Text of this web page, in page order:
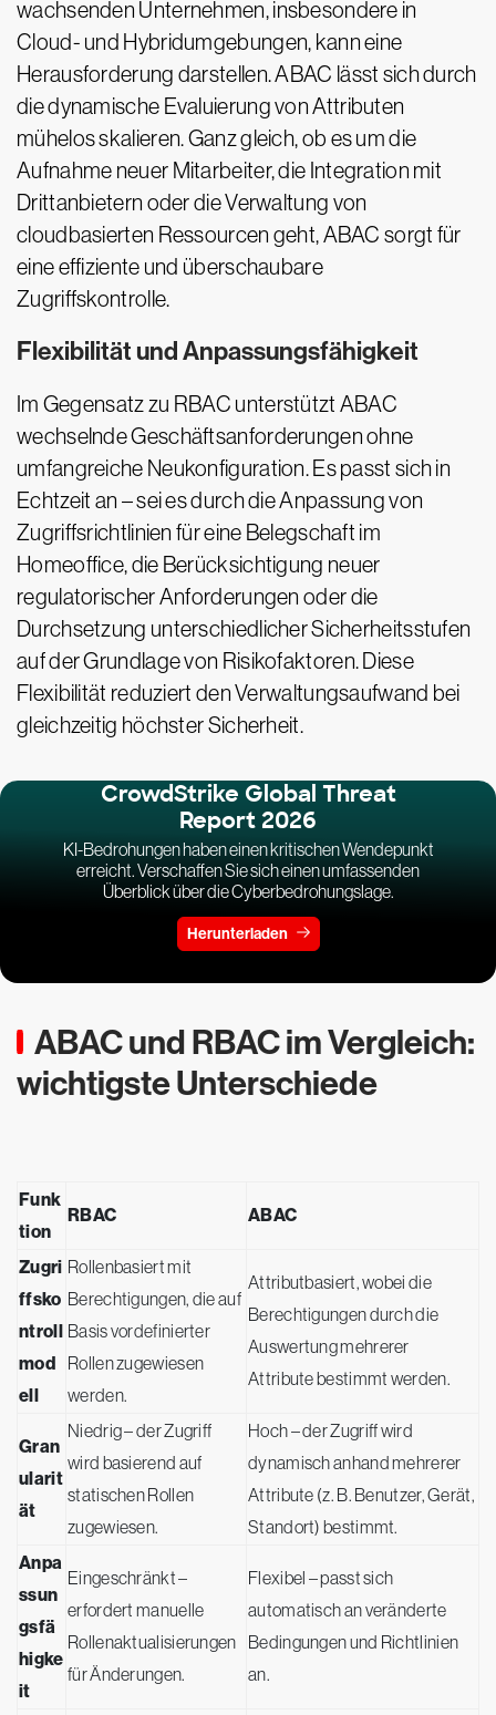
wachsenden Unternehmen, insbesondere in
Cloud- und Hybridumgebungen, kann eine
Herausforderung darstellen. ABAC lässt sich durch
die dynamische Evaluierung von Attributen
mühelos skalieren. Ganz gleich, ob es um die
Aufnahme neuer Mitarbeiter, die Integration mit
Drittanbietern oder die Verwaltung von
cloudbasierten Ressourcen geht, ABAC sorgt für
eine effiziente und überschaubare
Zugriffskontrolle.
Flexibilität und Anpassungsfähigkeit
Im Gegensatz zu RBAC unterstützt ABAC
wechselnde Geschäftsanforderungen ohne
umfangreiche Neukonfiguration. Es passt sich in
Echtzeit an – sei es durch die Anpassung von
Zugriffsrichtlinien für eine Belegschaft im
Homeoffice, die Berücksichtigung neuer
regulatorischer Anforderungen oder die
Durchsetzung unterschiedlicher Sicherheitsstufen
auf der Grundlage von Risikofaktoren. Diese
Flexibilität reduziert den Verwaltungsaufwand bei
gleichzeitig höchster Sicherheit.
CrowdStrike Global Threat
Report 2026
KI-Bedrohungen haben einen kritischen Wendepunkt
erreicht. Verschaffen Sie sich einen umfassenden
Überblick über die Cyberbedrohungslage.
Herunterladen
ABAC und RBAC im Vergleich:
wichtigste Unterschiede
Funk
tion
RBAC ABAC
Zugri
ffsko
ntroll
mod
ell
Rollenbasiert mit
Berechtigungen, die auf
Basis vordefinierter
Rollen zugewiesen
werden.
Attributbasiert, wobei die
Berechtigungen durch die
Auswertung mehrerer
Attribute bestimmt werden.
Gran
ularit
ät
Niedrig – der Zugriff
wird basierend auf
statischen Rollen
zugewiesen.
Hoch – der Zugriff wird
dynamisch anhand mehrerer
Attribute (z. B. Benutzer, Gerät,
Standort) bestimmt.
Anpa
ssun
gsfä
higke
it
Eingeschränkt –
erfordert manuelle
Rollenaktualisierungen
für Änderungen.
Flexibel – passt sich
automatisch an veränderte
Bedingungen und Richtlinien
an.